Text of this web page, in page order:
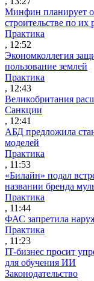
Минфин планирует
строительстве по их
Практика
, 12:52
Экономколлегия
пользование землей
Практика
, 12:43
Великобритания
Санкции
, 12:41
АБД предложила
моделей
Практика
, 11:53
«Билайн» подал
названии бренда
Практика
, 11:44
ФАС запретила
Практика
, 11:23
IT-бизнес просит
для обучения ИИ
Законодательство